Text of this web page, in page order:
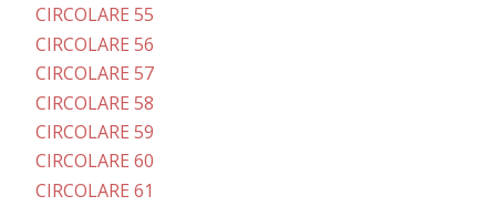
CIRCOLARE 55
CIRCOLARE 56
CIRCOLARE 57
CIRCOLARE 58
CIRCOLARE 59
CIRCOLARE 60
CIRCOLARE 61